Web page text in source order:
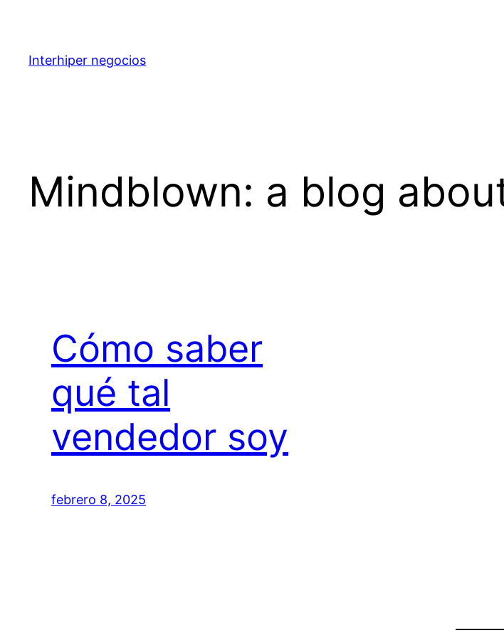
contenido
Interhiper negocios
Mindblown: a blog
Cómo saber
qué tal
vendedor soy
febrero 8, 2025